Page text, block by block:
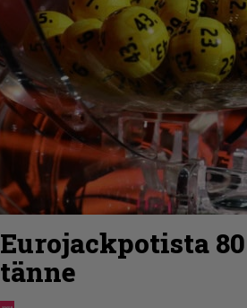
Eurojackpotista
tänne